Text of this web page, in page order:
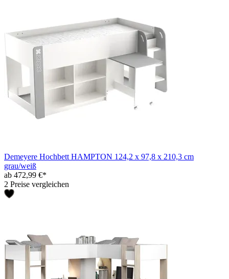
Demeyere Hochbett HAMPTON 124,2 x 97,8 x 210,3 cm
grau/weiß
ab 472,99 €*
2 Preise vergleichen